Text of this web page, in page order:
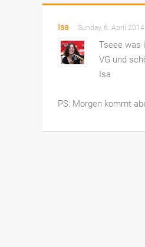
Isa Sunday, 6. April
Tseee was
VG und
Isa
PS: Morgen kommt